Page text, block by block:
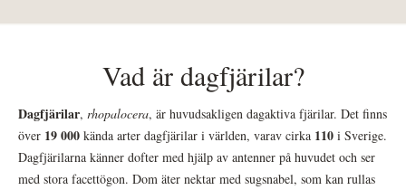
Vad är dagfjärilar?
Dagfjärilar, rhopalocera, är huvudsakligen dagaktiva fjärilar. Det finns
över 19 000 kända arter dagfjärilar i världen, varav cirka 110 i Sverige.
Dagfjärilarna känner dofter med hjälp av antenner på huvudet och ser
med stora facettögon. Dom äter nektar med sugsnabel, som kan rullas